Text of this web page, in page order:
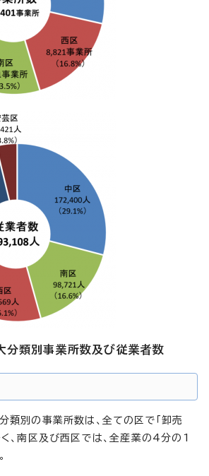
類別事業所数及び従業者数
類別の事業所数は、全ての区で「卸売
く、南区及び西区では、全産業の4分の1